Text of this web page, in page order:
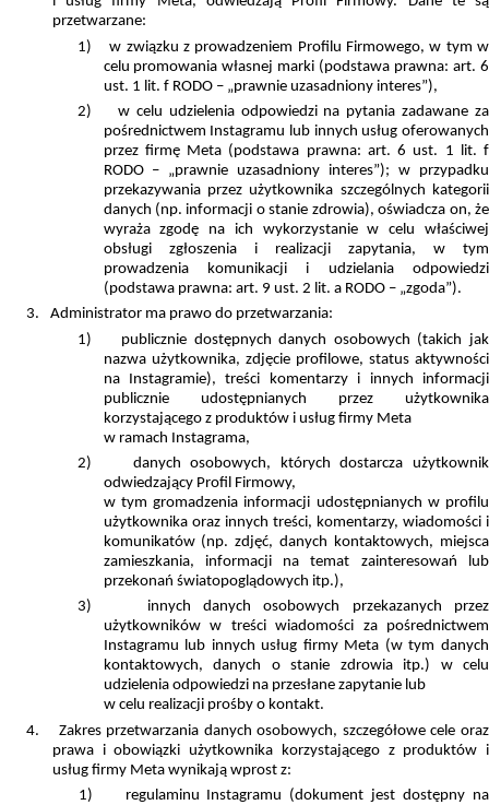
przetwarzane:
1)
w związku z prowadzeniem Profilu Firmowego, w tym w
celu promowania własnej marki (podstawa prawna: art. 6
ust. 1 lit. f RODO – „prawnie uzasadniony interes”),
2)
w celu udzielenia odpowiedzi na pytania zadawane za
pośrednictwem Instagramu lub innych usług oferowanych
przez firmę Meta (podstawa prawna: art. 6 ust. 1 lit. f
RODO – „prawnie uzasadniony interes”); w przypadku
przekazywania przez użytkownika szczególnych kategorii
danych (np. informacji o stanie zdrowia), oświadcza on, że
wyraża zgodę na ich wykorzystanie w celu właściwej
obsługi zgłoszenia i realizacji zapytania, w tym
prowadzenia komunikacji i udzielania odpowiedzi
(podstawa prawna: art. 9 ust. 2 lit. a RODO – „zgoda”).
3.
Administrator ma prawo do przetwarzania:
1)
publicznie dostępnych danych osobowych (takich jak
nazwa użytkownika, zdjęcie profilowe, status aktywności
na Instagramie), treści komentarzy i innych informacji
publicznie udostępnianych przez użytkownika
korzystającego z produktów i usług firmy Meta
w ramach Instagrama,
2)
danych osobowych, których dostarcza użytkownik
odwiedzający Profil Firmowy,
w tym gromadzenia informacji udostępnianych w profilu
użytkownika oraz innych treści, komentarzy, wiadomości i
komunikatów (np. zdjęć, danych kontaktowych, miejsca
zamieszkania, informacji na temat zainteresowań lub
przekonań światopoglądowych itp.),
3)
innych danych osobowych przekazanych przez
użytkowników w treści wiadomości za pośrednictwem
Instagramu lub innych usług firmy Meta (w tym danych
kontaktowych, danych o stanie zdrowia itp.) w celu
udzielenia odpowiedzi na przesłane zapytanie lub
w celu realizacji prośby o kontakt.
4.
Zakres przetwarzania danych osobowych, szczegółowe cele oraz
prawa i obowiązki użytkownika korzystającego z produktów i
usług firmy Meta wynikają wprost z:
1)
regulaminu Instagramu (dokument jest dostępny na